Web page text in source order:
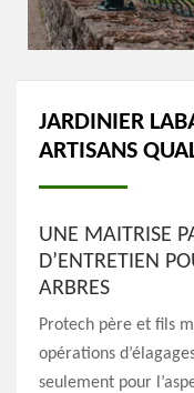
JARDINIER
ARTISANS
UNE MAITRISE
D’ENTRETIEN
ARBRES
Protech père et fils
opérations
seulement pour